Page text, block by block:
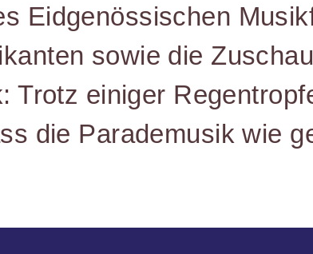
Eidgenössischen
sowie die
Trotz einiger
die Parademusik wie